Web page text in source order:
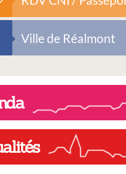
Ville de Réalmont